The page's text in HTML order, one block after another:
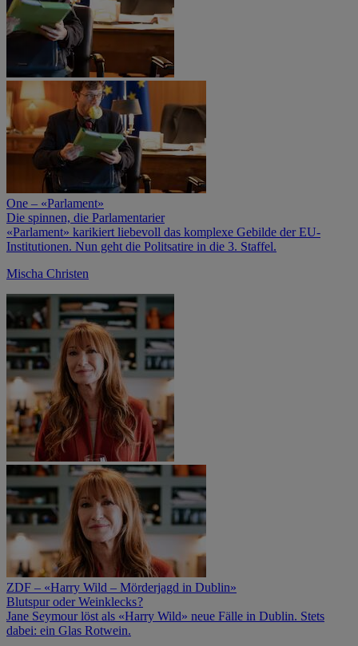
One – «Parlament»
Die spinnen, die Parlamentarier
«Parlament» karikiert liebevoll das komplexe Gebilde der EU-
Institutionen. Nun geht die Politsatire in die 3. Staffel.
Mischa Christen
ZDF – «Harry Wild – Mörderjagd in Dublin»
Blutspur oder Weinklecks ?
Jane Seymour löst als «Harry Wild» neue Fälle in Dublin. Stets
dabei: ein Glas Rotwein.